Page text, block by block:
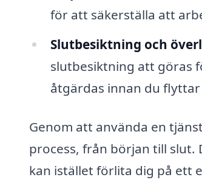
för att säkerställa att
Slutbesiktning och
slutbesiktning att göras
åtgärdas innan du flyttar
Genom att använda en
process, från början till
kan istället förlita dig på ett